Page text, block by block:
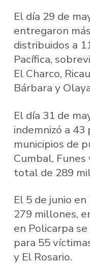
El día 29 de
entregaron
distribuidos a
Pacífica,
El Charco,
Bárbara y
El día 31 de
indemnizó a
municipios de
Cumbal,
total de 289
El 5 de junio
279 millones,
en Policarpa
para 55
y El Rosario.